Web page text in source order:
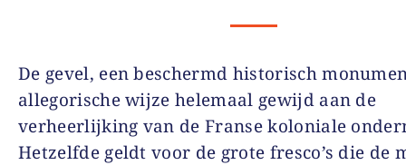
De gevel, een beschermd historisch
allegorische wijze helemaal gewijd aan de
verheerlijking van de Franse koloniale
Hetzelfde geldt voor de grote fresco’s die de